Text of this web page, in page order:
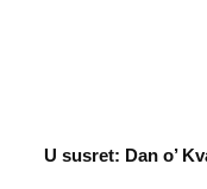
U susret: Dan o’